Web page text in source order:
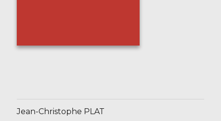
Jean-Christophe PLAT